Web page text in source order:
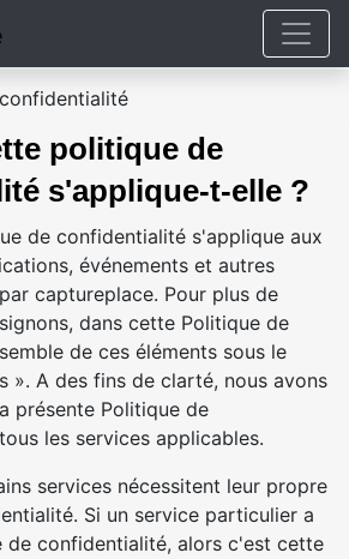
politique de
s'applique-t-elle ?
de confidentialité s'applique aux
événements et autres
captureplace. Pour plus de
dans cette Politique de
de ces éléments sous le
». A des fins de clarté, nous avons
présente Politique de
les services applicables.
services nécessitent leur propre
Si un service particulier a
de confidentialité, alors c'est cette